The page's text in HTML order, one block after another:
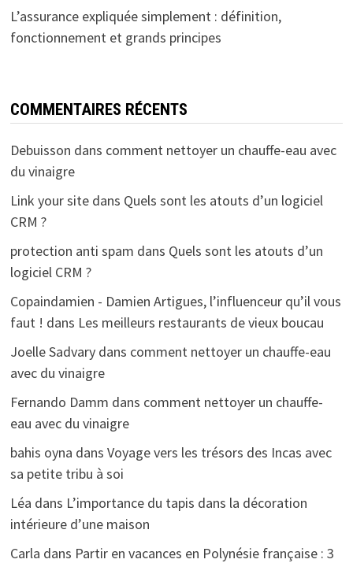
L’assurance expliquée simplement : définition,
fonctionnement et grands principes
COMMENTAIRES RÉCENTS
Debuisson dans comment nettoyer un chauffe-eau avec
du vinaigre
Link your sitedans Quels sont les atouts d’un logiciel
CRM ?
protection anti spam dans Quels sont les atouts d’un
logiciel CRM ?
Copaindamien - Damien Artigues, l’influenceur qu’il vous
faut ! dans Les meilleurs restaurants de vieux boucau
Joelle Sadvarydans comment nettoyer un chauffe-eau
avec du vinaigre
Fernando Damm dans comment nettoyer un chauffe-
eau avec du vinaigre
bahis oyna dans Voyage vers les trésors des Incas avec
sa petite tribu à soi
Léa dans L’importance du tapis dans la décoration
intérieure d’une maison
Carla dans Partir en vacances en Polynésie française : 3